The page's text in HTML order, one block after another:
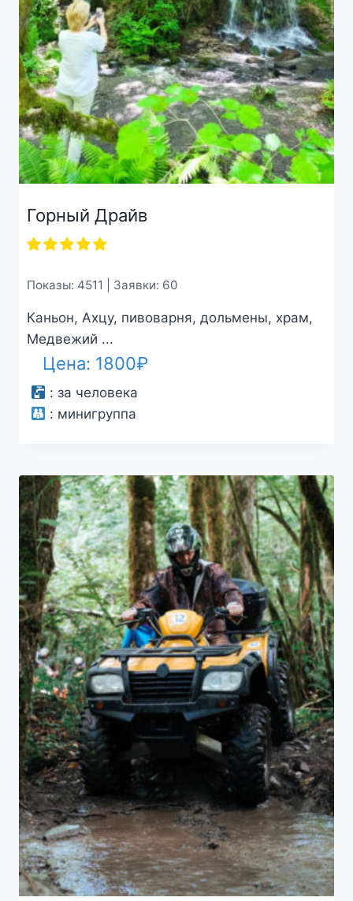
Горный Драйв
Показы: 4511 | Заявки: 60
Каньон, Ахцу, пивоварня, дольмены, храм,
Медвежий ...
Цена: 1800₽
: за человека
: минигруппа